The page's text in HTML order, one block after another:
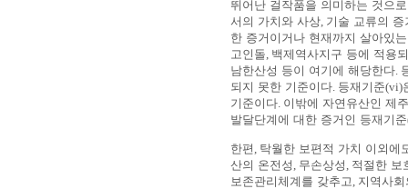
뛰어난 걸작품을 의미하는 것으
서의 가치와 사상, 기술 교류의
한 증거이거나 현재까지 살아있
고인돌, 백제역사지구 등에 적용
남한산성 등이 여기에 해당한다.
되지 못한 기준이다. 등재기준(vi)
기준이다. 이밖에 자연유산인 제
발달단계에 대한 증거인 등재기준
한편 탁월한 보편적 가치 이외에
산의 온전성 무손상성 적절한 보
보존관리체계를 갖추고 지역사